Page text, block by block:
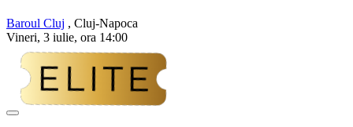
Baroul Cluj , Cluj-Napoca
Vineri, 3 iulie, ora 14:00
Adaugă